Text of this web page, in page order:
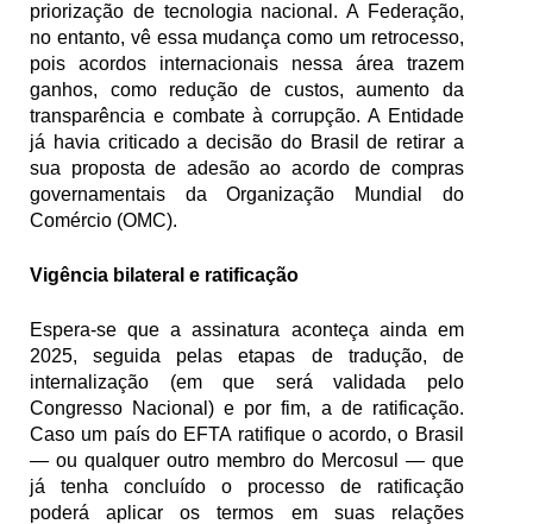
priorização de tecnologia nacional. A Federação,
no entanto, vê essa mudança como um retrocesso,
pois acordos internacionais nessa área trazem
ganhos, como redução de custos, aumento da
transparência e combate à corrupção. A Entidade
já havia criticado a decisão do Brasil de retirar a
sua proposta de adesão ao acordo de compras
governamentais da Organização Mundial do
Comércio (OMC).
Vigência bilateral e ratificação
Espera-se que a assinatura aconteça ainda em
2025, seguida pelas etapas de tradução, de
internalização (em que será validada pelo
Congresso Nacional) e por fim, a de ratificação.
Caso um país do EFTA ratifique o acordo, o Brasil
— ou qualquer outro membro do Mercosul — que
já tenha concluído o processo de ratificação
poderá aplicar os termos em suas relações